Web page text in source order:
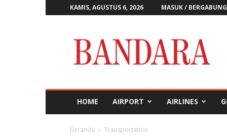
KAMIS, AGUSTUS 6, 2026 MASUK / BERGABUNG
Bandara
HOME AIRPORT AIRLINES
Beranda Transportation